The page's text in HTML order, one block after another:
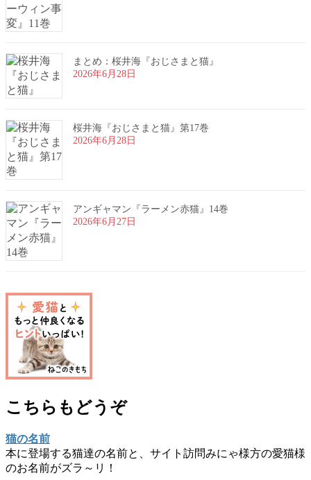
まとめ：桜井海『おじさまと猫』
2026年6月28日
桜井海『おじさまと猫』第17巻
2026年6月28日
アンギャマン『ラーメン赤猫』14巻
2026年6月27日
こちらもどうぞ
猫の名前
本に登場する猫達の名前と、サイト訪問みにゃ様方の愛猫様
のお名前がズラ～リ！